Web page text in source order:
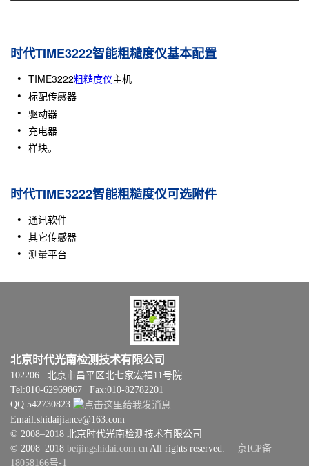
时代TIME3222智能粗糙度仪基本配置
TIME3222粗糙度仪主机
标配传感器
驱动器
充电器
样块。
时代TIME3222智能粗糙度仪可选附件
通讯软件
其它传感器
测量平台
北京时代光南检测技术有限公司
102206 | 北京市昌平区北七家宏福11号院
Tel:010-62969867 | Fax:010-82782201
QQ:542730823
Email:shidaijiance@163.com
© 2008–2018 北京时代光南检测技术有限公司
© 2008–2018 beijingshidai.com.cn All rights reserved. 京ICP备
18058166号-1